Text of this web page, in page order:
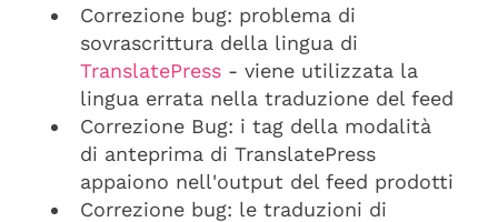
Correzione bug: problema di
sovrascrittura della lingua di
TranslatePress - viene utilizzata la
lingua errata nella traduzione del feed
Correzione Bug: i tag della modalità
di anteprima di TranslatePress
appaiono nell'output del feed prodotti
Correzione bug: le traduzioni di